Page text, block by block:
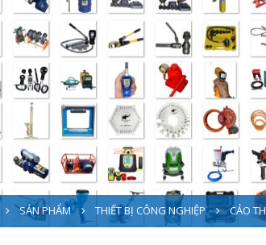
SẢN PHẨM THIẾT BỊ CÔNG NGHIỆP CẢO